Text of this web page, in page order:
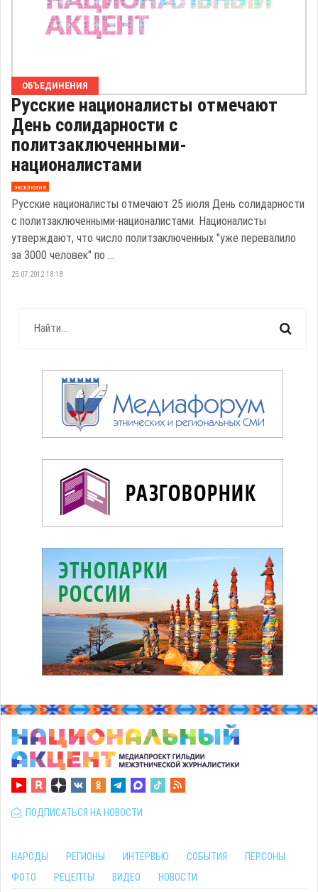
ОБЪЕДИНЕНИЯ
Русские националисты отмечают
День солидарности с
политзаключенными-
националистами
эксклюзив
Русские националисты отмечают 25 июля День солидарности
с политзаключенными-националистами. Националисты
утверждают, что число политзаключенных "уже перевалило
за 3000 человек" по ...
25.07.2012 18:18
ПОДПИСАТЬСЯ НА НОВОСТИ
НАРОДЫ РЕГИОНЫ ИНТЕРВЬЮ СОБЫТИЯ
ПЕРСОНЫ
ФОТО
РЕЦЕПТЫ ВИДЕО НОВОСТИ